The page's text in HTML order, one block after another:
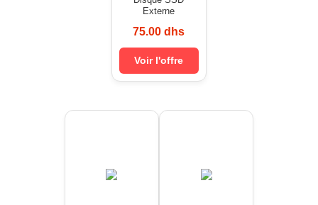
Externe
75.00 dhs
Voir l'offre